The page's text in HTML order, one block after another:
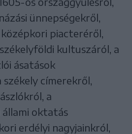
ünnepségekről,
piacteréről,
kultuszáról, a
ásatások
székely címerekről,
a
állami oktatás
erdélyi nagyjainkról,